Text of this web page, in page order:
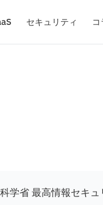
セキュリティ
学省 最高情報セキ